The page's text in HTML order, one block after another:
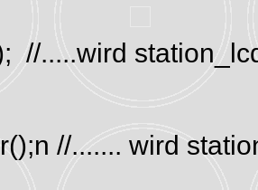
//.....wird
//....... wird